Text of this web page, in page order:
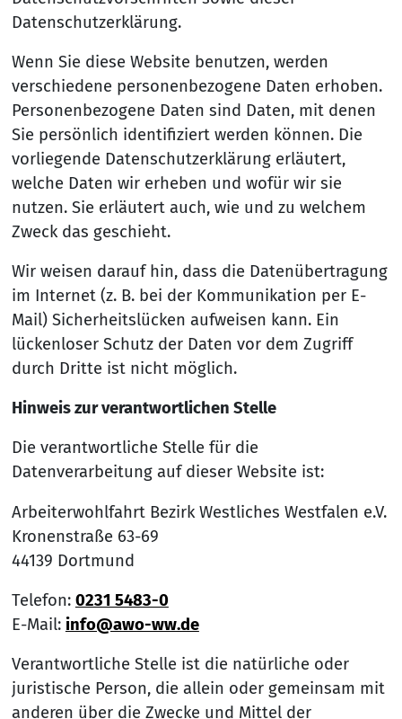
Datenschutzerklärung.
Wenn Sie diese Website benutzen, werden
verschiedene personenbezogene Daten erhoben.
Personenbezogene Daten sind Daten, mit denen
Sie persönlich identifiziert werden können. Die
vorliegende Datenschutzerklärung erläutert,
welche Daten wir erheben und wofür wir sie
nutzen. Sie erläutert auch, wie und zu welchem
Zweck das geschieht.
Wir weisen darauf hin, dass die Datenübertragung
im Internet (z. B. bei der Kommunikation per E-
Mail) Sicherheitslücken aufweisen kann. Ein
lückenloser Schutz der Daten vor dem Zugriff
durch Dritte ist nicht möglich.
Hinweis zur verantwortlichen Stelle
Die verantwortliche Stelle für die
Datenverarbeitung auf dieser Website ist:
Arbeiterwohlfahrt Bezirk Westliches Westfalen e.V.
Kronenstraße 63-69
44139 Dortmund
Telefon: 0231 5483-0
E-Mail: info@awo-ww.de
Verantwortliche Stelle ist die natürliche oder
juristische Person, die allein oder gemeinsam mit
anderen über die Zwecke und Mittel der